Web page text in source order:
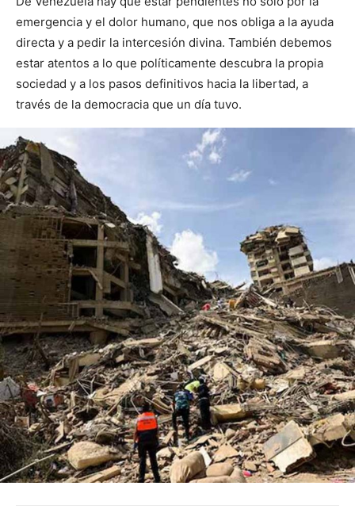
emergencia y el dolor humano, que nos obliga a la ayuda
directa y a pedir la intercesión divina. También debemos
estar atentos a lo que políticamente descubra la propia
sociedad y a los pasos definitivos hacia la libertad, a
través de la democracia que un día tuvo.